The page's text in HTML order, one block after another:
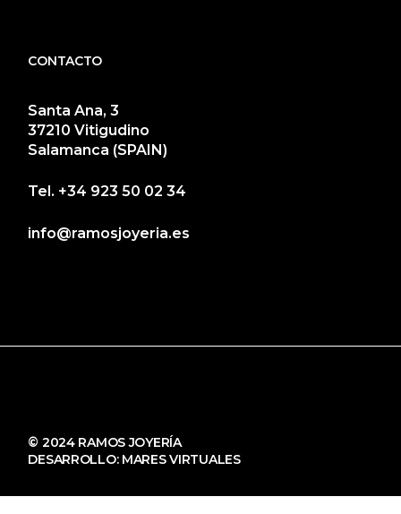
CONTACTO
Santa Ana, 3
37210 Vitigudino
Salamanca (SPAIN)
Tel. +34 923 50 02 34
info@ramosjoyeria.es
© 2024 RAMOS JOYERÍA
DESARROLLO: MARES VIRTUALES